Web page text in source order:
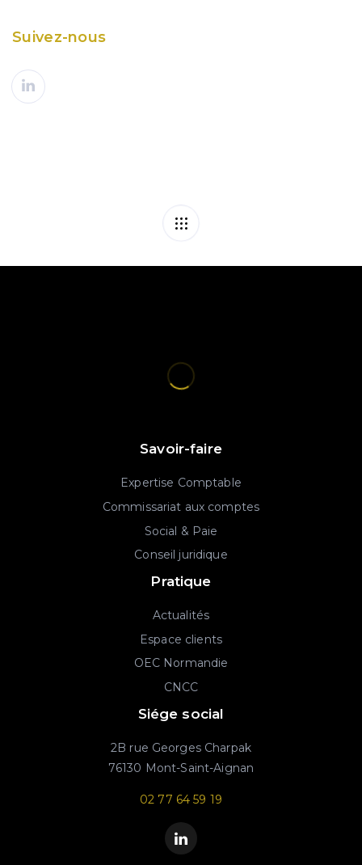
Suivez-nous
Savoir-faire
Expertise Comptable
Commissariat aux comptes
Social & Paie
Conseil juridique
Pratique
Actualités
Espace clients
OEC Normandie
CNCC
Siége social
2B rue Georges Charpak
76130 Mont-Saint-Aignan
02 77 64 59 19